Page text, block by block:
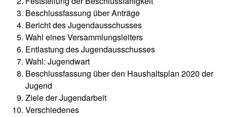
Beschlussfassung über Anträge
Bericht des Jugendausschusses
Wahl eines Versammlungsleiters
Entlastung des Jugendausschusses
Wahl: Jugendwart
Beschlussfassung über den Haushaltsplan 2020 der
Jugend
Ziele der Jugendarbeit
Verschiedenes